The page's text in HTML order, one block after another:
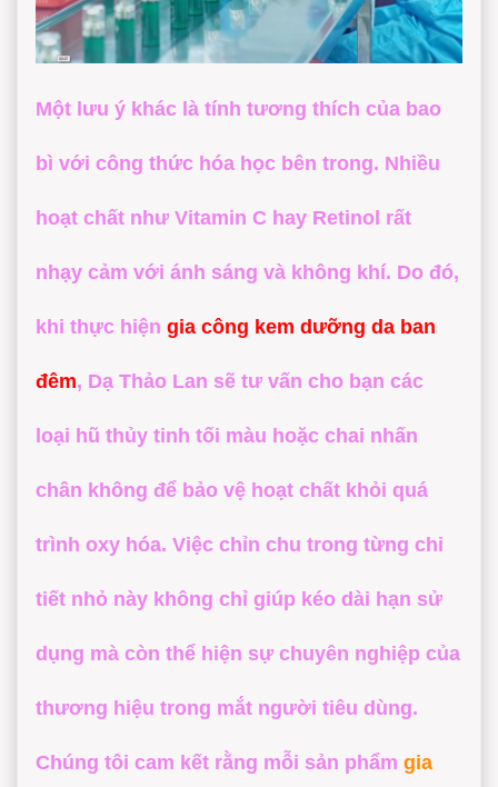
Một lưu ý khác là tính tương thích của bao
bì với công thức hóa học bên trong. Nhiều
hoạt chất như Vitamin C hay Retinol rất
nhạy cảm với ánh sáng và không khí. Do đó,
khi thực hiện gia công kem dưỡng da ban
đêm, Dạ Thảo Lan sẽ tư vấn cho bạn các
loại hũ thủy tinh tối màu hoặc chai nhấn
chân không để bảo vệ hoạt chất khỏi quá
trình oxy hóa. Việc chỉn chu trong từng chi
tiết nhỏ này không chỉ giúp kéo dài hạn sử
dụng mà còn thể hiện sự chuyên nghiệp của
thương hiệu trong mắt người tiêu dùng.
Chúng tôi cam kết rằng mỗi sản phẩm gia